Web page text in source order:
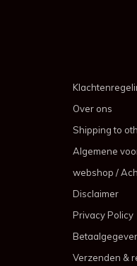
Over ons
Shipping to
Algemene
webshop /
Disclaimer
Privacy Policy
Verzenden &